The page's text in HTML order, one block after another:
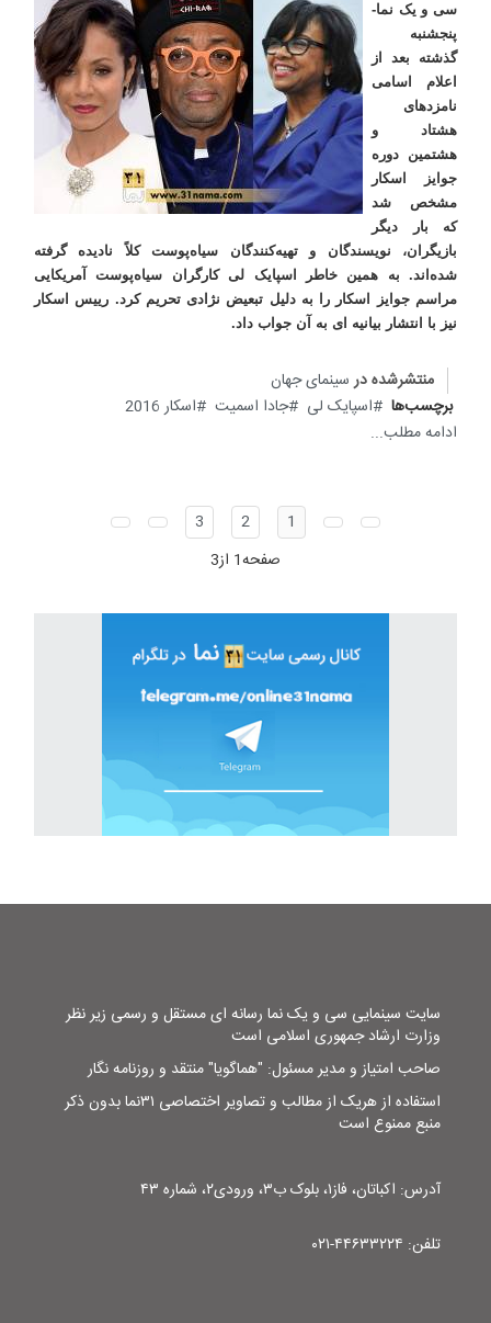
سی و یک نما-
پنجشنبه
گذشته بعد از
اعلام اسامی
نامزدهای
هشتاد و
هشتمین دوره
جوایز اسکار
مشخص شد
که بار دیگر
بازیگران، نویسندگان و تهیه‌کنندگان سیاه‌پوست کلاً نادیده گرفته
شده‌اند. به همین خاطر اسپایک لی کارگران سیاه‌پوست آمریکایی
مراسم جوایز اسکار را به دلیل تبعیض نژادی تحریم کرد. رییس اسکار
نیز با انتشار بیانیه ای به آن جواب داد.
منتشرشده در سینمای جهان
برچسب‌ها
اسپایک لی جادا اسمیت
اسکار 2016
ادامه مطلب...
1
2
3
صفحه1 از3
سایت سینمایی سی و یک نما رسانه ای مستقل و رسمی زیر نظر
وزارت ارشاد جمهوری اسلامی است
صاحب امتیاز و مدیر مسئول: "هماگویا" منتقد و روزنامه نگار
استفاده از هریک از مطالب و تصاویر اختصاصی ۳۱نما بدون ذکر
منبع ممنوع است
آدرس: اکباتان، فاز۱، بلوک ب۳، ورودی۲، شماره ۴۳
تلفن: ۴۴۶۳۳۲۲۴-۰۲۱